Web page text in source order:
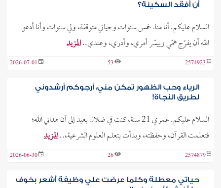
أن أفقد السكينة؟
السلام عليكم. أنا منذ خمس سنوات وحياتي متوقفة، ولي سنوات وأنا أدعو
الله أن يفرّج همّي وييسّر أمري، وأدري، وعندي..المزيد
2574923
53
2026-07-01
الرياء وحب الظهور تمكن مني، أرجوكم أرشدوني
لطريق النجاة!
السلام عليكم. عمري 21 سنة، كنت في ضلال بعيد إلى أن هداني الله؛
فتعلمت القرآن، وحفظته، وبدأت بتعلم العلوم الشرعية،..المزيد
2574879
26
2026-06-30
حياتي معطلة وكلما عرضت علي وظيفة أشعر بخوف